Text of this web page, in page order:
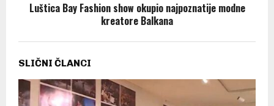
Luštica Bay Fashion show okupio najpoznatije modne
kreatore Balkana
SLIČNI ČLANCI